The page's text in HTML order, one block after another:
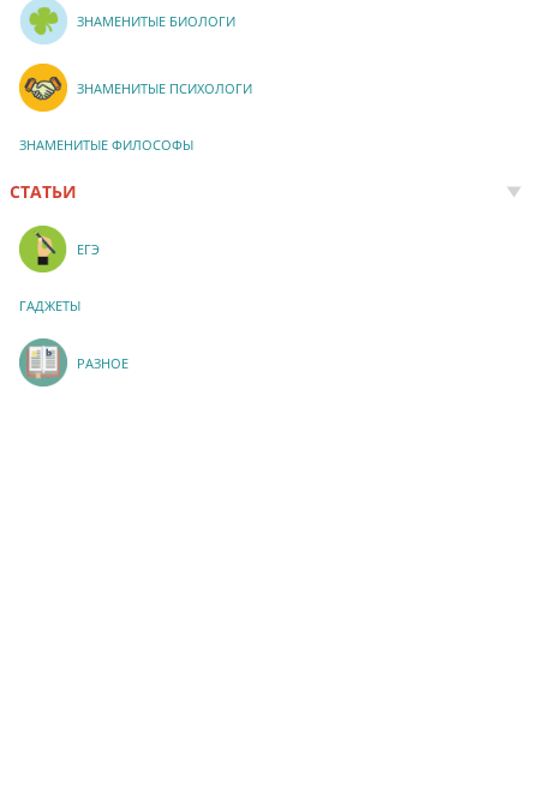
ЗНАМЕНИТЫЕ БИОЛОГИ
ЗНАМЕНИТЫЕ ПСИХОЛОГИ
ЗНАМЕНИТЫЕ ФИЛОСОФЫ
СТАТЬИ
ЕГЭ
ГАДЖЕТЫ
РАЗНОЕ